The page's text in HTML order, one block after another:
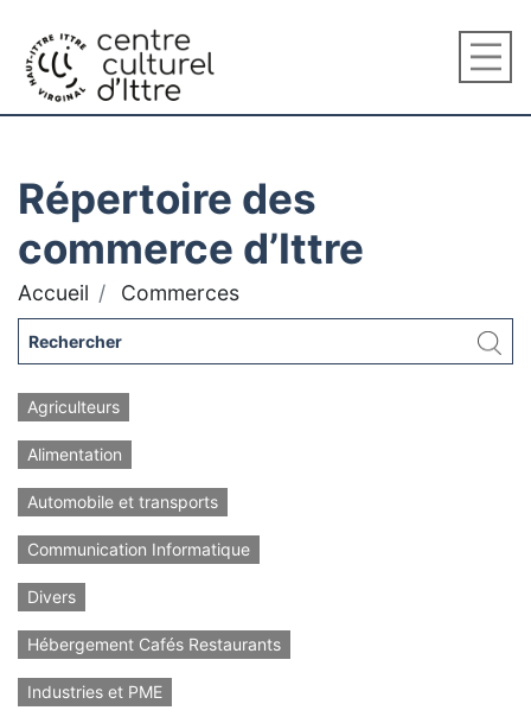
Répertoire des
commerce d’Ittre
Accueil Commerces
Agriculteurs
Alimentation
Automobile et transports
Communication Informatique
Divers
Hébergement Cafés Restaurants
Industries et PME